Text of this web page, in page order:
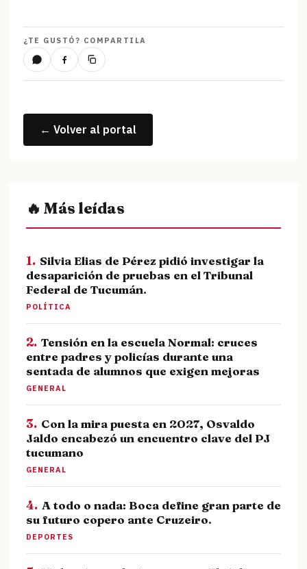
¿TE GUSTÓ? COMPARTILA
← Volver al portal
🔥 Más leídas
1. Silvia Elias de Pérez pidió investigar la
desaparición de pruebas en el Tribunal
Federal de Tucumán.
POLÍTICA
2. Tensión en la escuela Normal: cruces
entre padres y policías durante una
sentada de alumnos que exigen mejoras
GENERAL
3. Con la mira puesta en 2027, Osvaldo
Jaldo encabezó un encuentro clave del PJ
tucumano
GENERAL
4. A todo o nada: Boca define gran parte de
su futuro copero ante Cruzeiro.
DEPORTES